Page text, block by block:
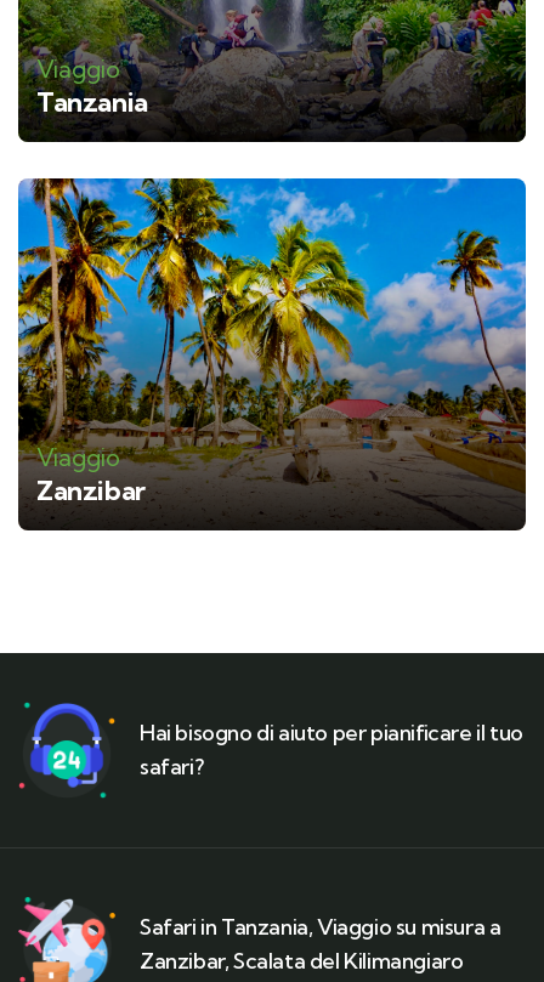
Viaggio
Tanzania
Viaggio
Zanzibar
Hai bisogno di aiuto per pianificare il tuo
safari?
Safari in Tanzania, Viaggio su misura a
Zanzibar, Scalata del Kilimangiaro